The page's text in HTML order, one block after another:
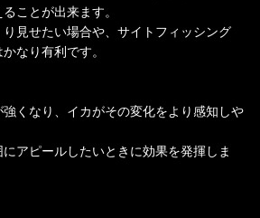
ことが出来ます。
見せたい場合や、サイトフィッシング
なり有利です。
くなり、イカがその変化をより感知しや
アピールしたいときに効果を発揮しま